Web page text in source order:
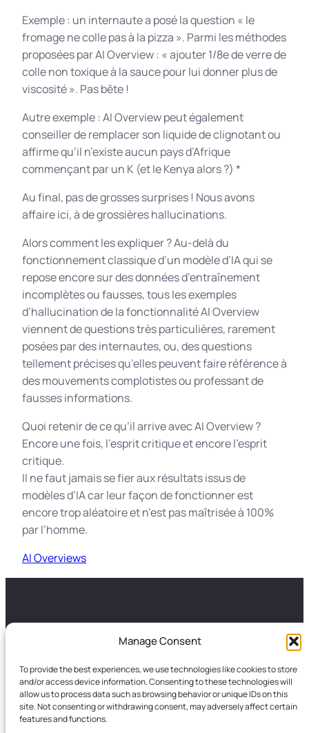
Manage Consent
To provide the best experiences, we use technologies like cookies to store
and/or access device information. Consenting to these technologies will
allow us to process data such as browsing behavior or unique IDs on this
site. Not consenting or withdrawing consent, may adversely affect certain
features and functions.
Exemple : un internaute a posé la question « le
fromage ne colle pas à la pizza ». Parmi les méthodes
proposées par AI Overview : « ajouter 1/8e de verre de
colle non toxique à la sauce pour lui donner plus de
viscosité ». Pas bête !
Autre exemple : AI Overview peut également
conseiller de remplacer son liquide de clignotant ou
affirme qu’il n’existe aucun pays d’Afrique
commençant par un K (et le Kenya alors ?) *
Au final, pas de grosses surprises ! Nous avons
affaire ici, à de grossières hallucinations.
Alors comment les expliquer ? Au-delà du
fonctionnement classique d’un modèle d’IA qui se
repose encore sur des données d’entraînement
incomplètes ou fausses, tous les exemples
d’hallucination de la fonctionnalité AI Overview
viennent de questions très particulières, rarement
posées par des internautes, ou, des questions
tellement précises qu’elles peuvent faire référence à
des mouvements complotistes ou professant de
fausses informations.
Quoi retenir de ce qu’il arrive avec AI Overview ?
Encore une fois, l’esprit critique et encore l’esprit
critique.
Il ne faut jamais se fier aux résultats issus de
modèles d’IA car leur façon de fonctionner est
encore trop aléatoire et n’est pas maîtrisée à 100%
par l’homme.
AI Overviews
Nos autres formations
Portfolio
Blog
Formation
Les fondateurs
Les animateurs de La